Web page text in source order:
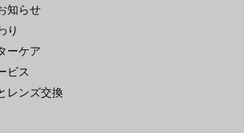
知らせ
り
ーケア
ビス
レンズ交換